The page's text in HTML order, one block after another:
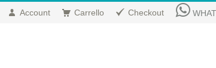
Account Carrello Checkout